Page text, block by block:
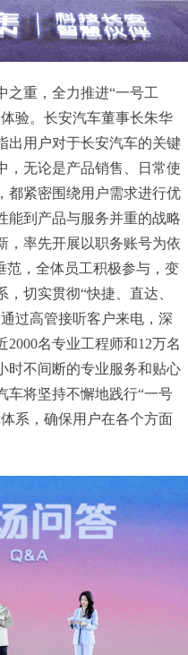
之重，全力推进“一号工
验。长安汽车董事长朱华
出用户对于长安汽车的关键
，无论是产品销售、日常使
都紧密围绕用户需求进行优
能到产品与服务并重的战略
，率先开展以职务账号为依
范，全体员工积极参与，变
切实贯彻“快捷、直达、
过高管接听客户来电，深
2000名专业工程师和12万名
时不间断的专业服务和贴心
车将坚持不懈地践行“一号
系，确保用户在各个方面